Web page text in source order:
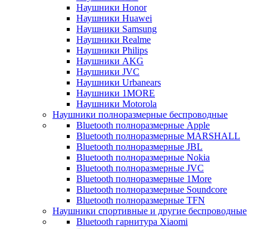
Наушники Honor
Наушники Huawei
Наушники Samsung
Наушники Realme
Наушники Philips
Наушники AKG
Наушники JVC
Наушники Urbanears
Наушники 1MORE
Наушники Motorola
Наушники полноразмерные беспроводные
Bluetooth полноразмерные Apple
Bluetooth полноразмерные MARSHALL
Bluetooth полноразмерные JBL
Bluetooth полноразмерные Nokia
Bluetooth полноразмерные JVC
Bluetooth полноразмерные 1More
Bluetooth полноразмерные Soundcore
Bluetooth полноразмерные TFN
Наушники спортивные и другие беспроводные
Bluetooth гарнитура Xiaomi